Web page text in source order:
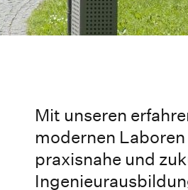
Mit unseren
modernen
praxisnahe und